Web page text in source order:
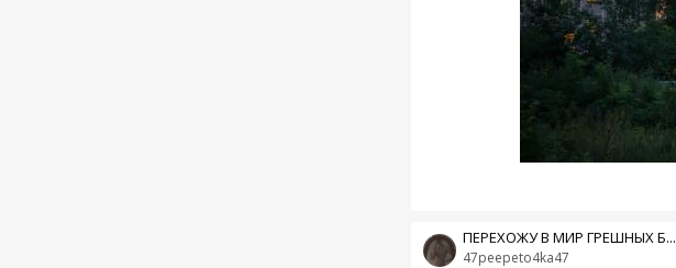
47peepeto4ka47
ПЕРЕХОЖУ В МИР ГРЕШНЫХ Б...